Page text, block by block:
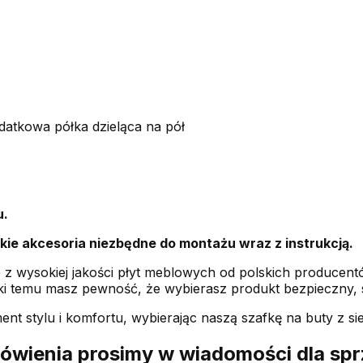
półka dzieląca na pół
akcesoria niezbędne do montażu wraz z instrukcją.
wysokiej jakości płyt meblowych od polskich
temu masz pewność, że wybierasz produkt bezpieczny,
stylu i komfortu, wybierając naszą szafkę na buty z
prosimy w wiadomości dla